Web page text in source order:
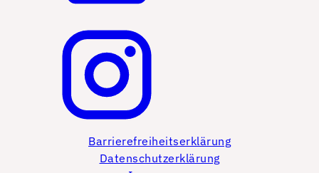
Barrierefreiheitserklärung
Datenschutzerklärung